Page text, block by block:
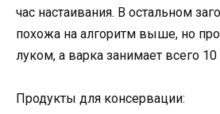
час настаивания. В остальном
похожа на алгоритм выше, но
луком, а варка занимает всего 10
Продукты для консервации: